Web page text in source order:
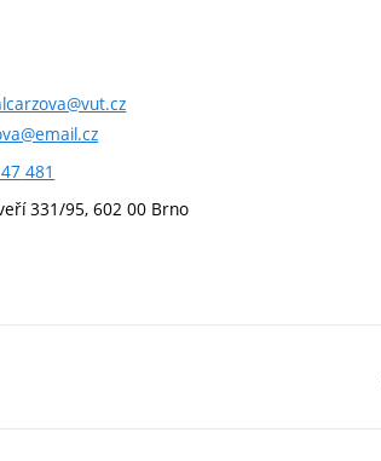
481
331/95, 602 00 Brno